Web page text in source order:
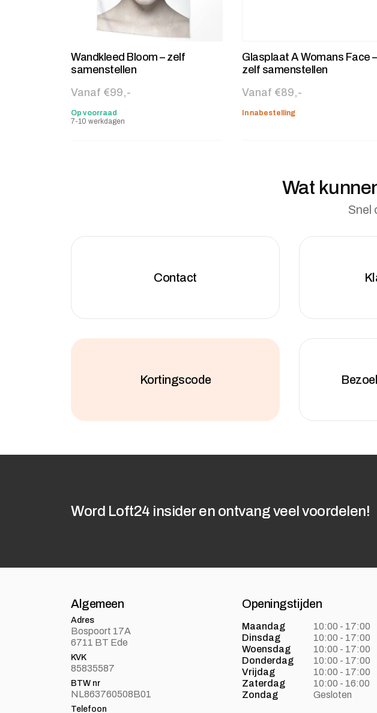
Wandkleed Bloom – zelf
samenstellen
Vanaf €99,-
Op voorraad
7-10 werkdagen
Glasplaat A Womans Face –
zelf samenstellen
Vanaf €89,-
In nabestelling
Wat
Snel
Contact
Kortingscode
Word Loft24 insider en ontvang veel voordelen!
Algemeen
Adres
Bospoort 17A
6711 BT Ede
KVK
85835587
BTW nr
NL863760508B01
Telefoon
Openingstijden
Maandag
10:00 - 17:00
Dinsdag
10:00 - 17:00
Woensdag
10:00 - 17:00
Donderdag
10:00 - 17:00
Vrijdag
10:00 - 17:00
Zaterdag
10:00 - 16:00
Zondag
Gesloten